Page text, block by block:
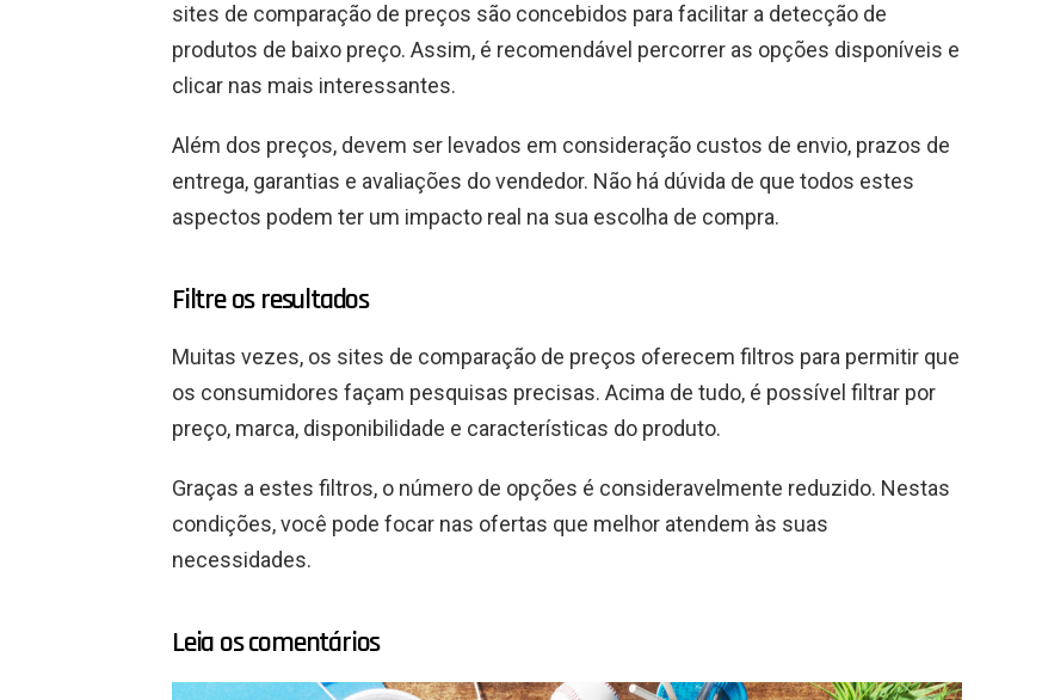
sites de comparação de preços são concebidos para facilitar a detecção de
produtos de baixo preço. Assim, é recomendável percorrer as opções disponíveis e
clicar nas mais interessantes.
Além dos preços, devem ser levados em consideração custos de envio, prazos de
entrega, garantias e avaliações do vendedor. Não há dúvida de que todos estes
aspectos podem ter um impacto real na sua escolha de compra.
Filtre os resultados
Muitas vezes, os sites de comparação de preços oferecem filtros para permitir que
os consumidores façam pesquisas precisas. Acima de tudo, é possível filtrar por
preço, marca, disponibilidade e características do produto.
Graças a estes filtros, o número de opções é consideravelmente reduzido. Nestas
condições, você pode focar nas ofertas que melhor atendem às suas
necessidades.
Leia os comentários